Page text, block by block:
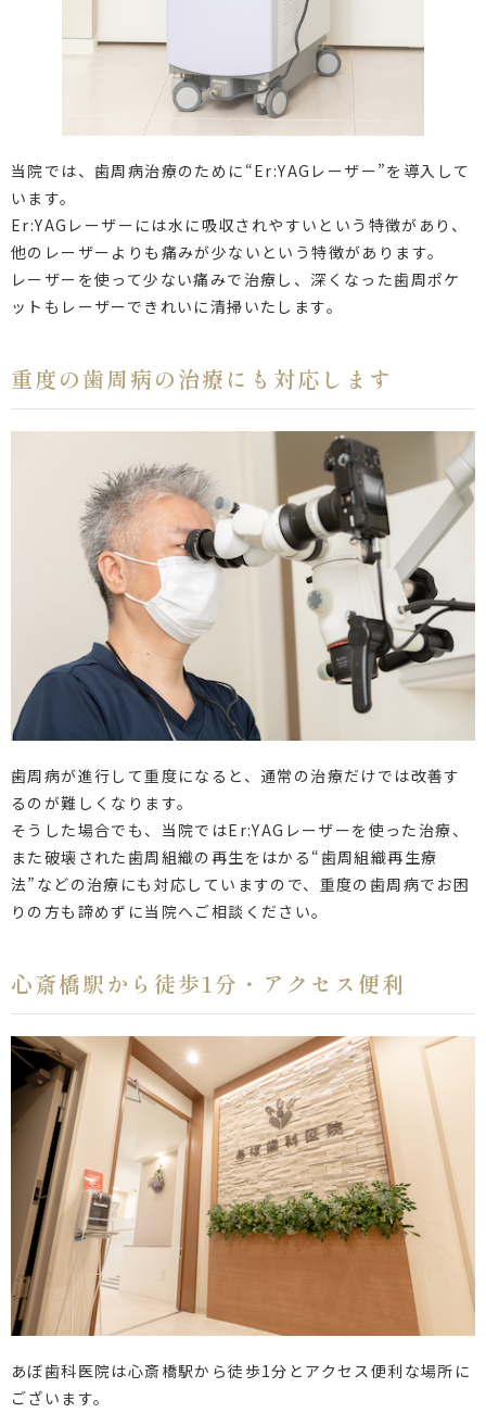
当院では、歯周病治療のために“Er:YAGレーザー”を導入して
います。
Er:YAGレーザーには水に吸収されやすいという特徴があり、
他のレーザーよりも痛みが少ないという特徴があります。
レーザーを使って少ない痛みで治療し、深くなった歯周ポケ
ットもレーザーできれいに清掃いたします。
重度の歯周病の治療にも対応します
歯周病が進行して重度になると、通常の治療だけでは改善す
るのが難しくなります。
そうした場合でも、当院ではEr:YAGレーザーを使った治療、
また破壊された歯周組織の再生をはかる“歯周組織再生療
法”などの治療にも対応していますので、重度の歯周病でお困
りの方も諦めずに当院へご相談ください。
心斎橋駅から徒歩1分・アクセス便利
あぼ歯科医院は心斎橋駅から徒歩1分とアクセス便利な場所に
ございます。